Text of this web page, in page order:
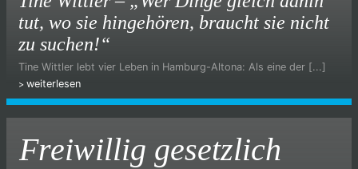
tut, wo sie hingehören, braucht sie nicht
zu suchen!“
Tine Wittler lebt vier Leben in Hamburg-Altona: Als eine der [...]
weiterlesen
Freiwillig gesetzlich